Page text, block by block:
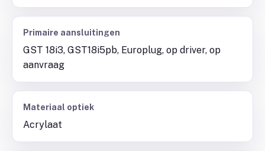
Primaire aansluitingen
GST 18i3, GST18i5pb, Europlug, op driver, op
aanvraag
Materiaal optiek
Acrylaat